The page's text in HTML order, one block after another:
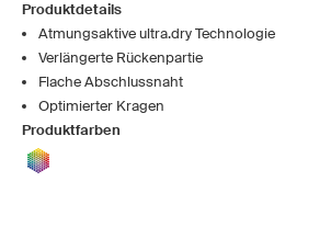
Produktdetails
Atmungsaktive ultra.dry Technologie
Verlängerte Rückenpartie
Flache Abschlussnaht
Optimierter Kragen
Produktfarben